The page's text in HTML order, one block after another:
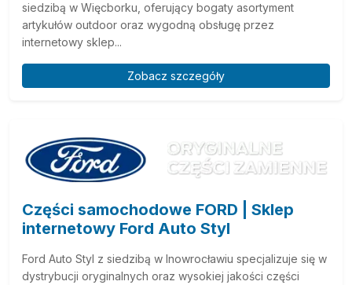
siedzibą w Więcborku, oferujący bogaty asortyment
artykułów outdoor oraz wygodną obsługę przez
internetowy sklep...
Zobacz szczegóły
Części samochodowe FORD | Sklep
internetowy Ford Auto Styl
Ford Auto Styl z siedzibą w Inowrocławiu specjalizuje się w
dystrybucji oryginalnych oraz wysokiej jakości części